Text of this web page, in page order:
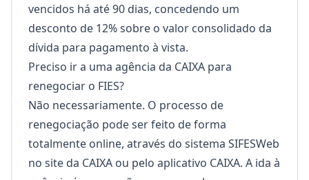
vencidos há até 90 dias, concedendo um
desconto de 12% sobre o valor consolidado da
dívida para pagamento à vista.
Preciso ir a uma agência da CAIXA para
renegociar o FIES?
Não necessariamente. O processo de
renegociação pode ser feito de forma
totalmente online, através do sistema SIFESWeb
no site da CAIXA ou pelo aplicativo CAIXA. A ida à